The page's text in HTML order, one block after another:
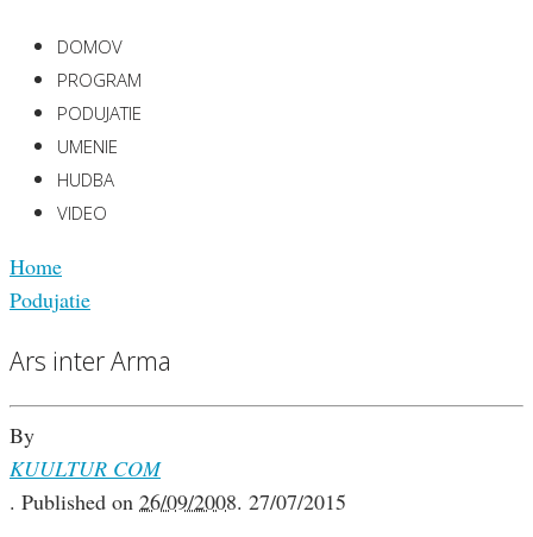
DOMOV
PROGRAM
PODUJATIE
UMENIE
HUDBA
VIDEO
Home
Podujatie
Ars inter Arma
By
KUULTUR COM
. Published on 26/09/2008. 27/07/2015